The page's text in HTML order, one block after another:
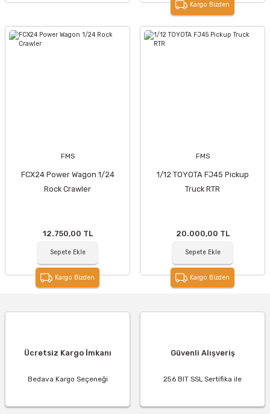
Kargo Bizden
FMS
FCX24 Power Wagon 1/24
Rock Crawler
12.750,00 TL
Sepete Ekle
Kargo Bizden
FMS
1/12 TOYOTA FJ45 Pickup
Truck RTR
20.000,00 TL
Sepete Ekle
Kargo Bizden
Ücretsiz Kargo İmkanı
Bedava Kargo Seçeneği
Güvenli Alışveriş
256 BIT SSL Sertifika ile